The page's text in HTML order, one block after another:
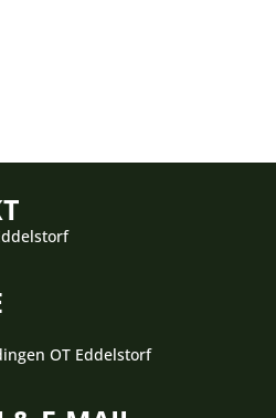
OT Eddelstorf